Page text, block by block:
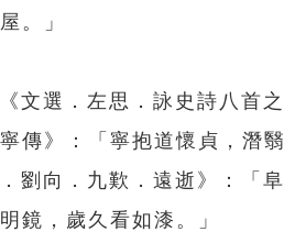
。」
文選．左思．詠史詩八首
傳》：「寧抱道懷貞，潛翳
劉向．九歎．遠逝》：「
鏡，歲久看如漆。」